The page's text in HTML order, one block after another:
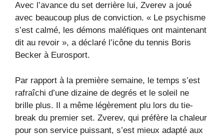
Avec l’avance du set derrière lui, Zverev a joué
avec beaucoup plus de conviction. « Le psychisme
s’est calmé, les démons maléfiques ont maintenant
dit au revoir », a déclaré l’icône du tennis Boris
Becker à Eurosport.
Par rapport à la première semaine, le temps s’est
rafraîchi d’une dizaine de degrés et le soleil ne
brille plus. Il a même légèrement plu lors du tie-
break du premier set. Zverev, qui préfère la chaleur
pour son service puissant, s’est mieux adapté aux